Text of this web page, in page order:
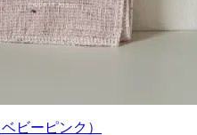
ビーピンク）